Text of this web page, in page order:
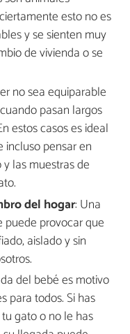
esto no es
y se sienten muy
de vivienda o se
no sea equiparable
pasan largos
estos casos es ideal
pensar en
las muestras de
del hogar: Una
provocar que
aislado y sin
del bebé es motivo
para todos. Si has
gato o no le has